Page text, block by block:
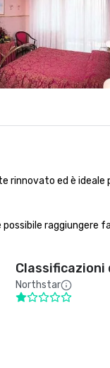
rinnovato ed è
raggiungere
Northstar